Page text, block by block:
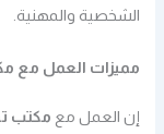
الشخصية والمهنية.
مميزات العمل مع
إن العمل مع مكتب